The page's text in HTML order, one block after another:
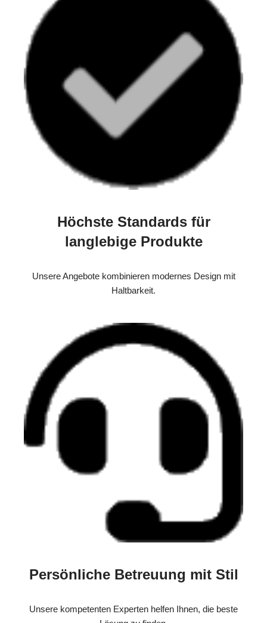
Höchste Standards für
langlebige Produkte
Unsere Angebote kombinieren modernes Design mit
Haltbarkeit.
Persönliche Betreuung mit Stil
Unsere kompetenten Experten helfen Ihnen, die beste